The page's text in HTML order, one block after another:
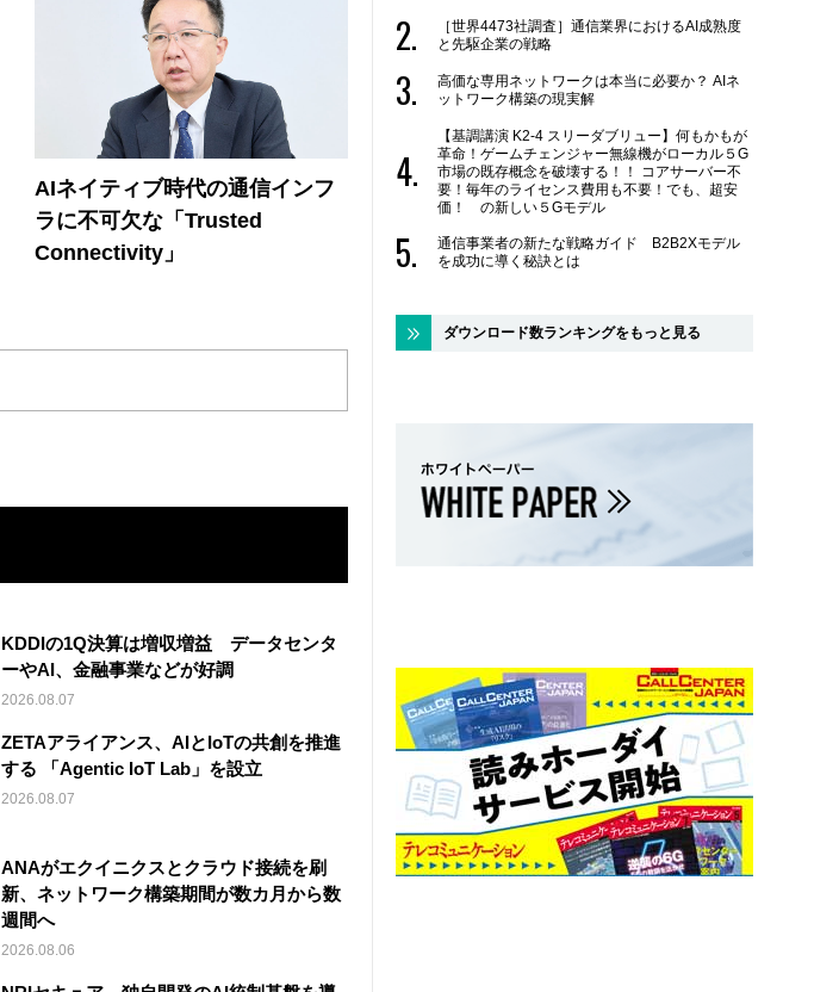
AIネイティブ時代の通信インフ
ラに不可欠な「Trusted
Connectivity」
KDDIの1Q決算は増収増益 データセンタ
ーやAI、金融事業などが好調
2026.08.07
ZETAアライアンス、AIとIoTの共創を推進
する 「Agentic IoT Lab」を設立
2026.08.07
ANAがエクイニクスとクラウド接続を刷
新、ネットワーク構築期間が数カ月から数
週間へ
2026.08.06
［世界4473社調査］通信業界におけるAI成熟度
と先駆企業の戦略
高価な専用ネットワークは本当に必要か？ AIネ
ットワーク構築の現実解
【基調講演 K2-4 スリーダブリュー】何もかもが
革命！ゲームチェンジャー無線機がローカル５G
市場の既存概念を破壊する！！ コアサーバー不
要！毎年のライセンス費用も不要！でも、超安
価！ の新しい５Gモデル
通信事業者の新たな戦略ガイド B2B2Xモデル
を成功に導く秘訣とは
ダウンロード数ランキングをもっと見る